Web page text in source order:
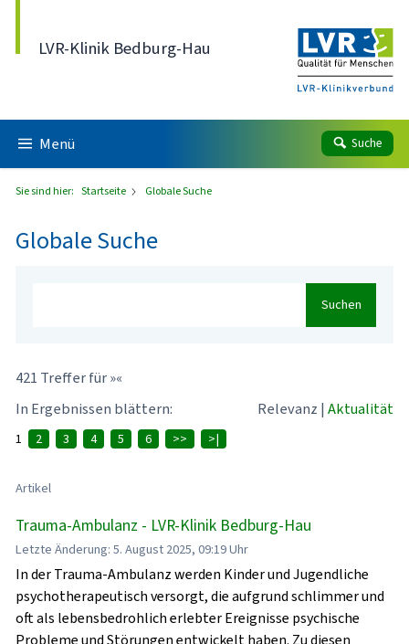
LVR-Klinik Bedburg-Hau
Menü Suche
Sie sind hier: Startseite Globale Suche
Globale Suche
Suchen
421 Treffer für »«
In Ergebnissen blättern:
Relevanz | Aktualität
1 2 3 4 5 6 >> >|
Artikel
Trauma-Ambulanz - LVR-Klinik Bedburg-Hau
Letzte Änderung: 5. August 2025, 09:19 Uhr
In der Trauma-Ambulanz werden Kinder und Jugendliche
psychotherapeutisch versorgt, die aufgrund schlimmer und
oft als lebensbedrohlich erlebter Ereignisse psychische
Probleme und Störungen entwickelt haben. Zu diesen